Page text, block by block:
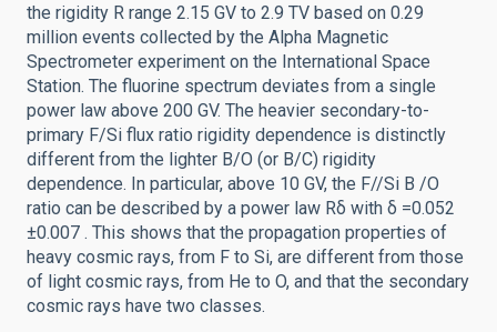
the rigidity R range 2.15 GV to 2.9 TV based on 0.29
million events collected by the Alpha Magnetic
Spectrometer experiment on the International Space
Station. The fluorine spectrum deviates from a single
power law above 200 GV. The heavier secondary-to-
primary F/Si flux ratio rigidity dependence is distinctly
different from the lighter B/O (or B/C) rigidity
dependence. In particular, above 10 GV, the F//Si B /O
ratio can be described by a power law Rδ with δ =0.052
±0.007 . This shows that the propagation properties of
heavy cosmic rays, from F to Si, are different from those
of light cosmic rays, from He to O, and that the secondary
cosmic rays have two classes.